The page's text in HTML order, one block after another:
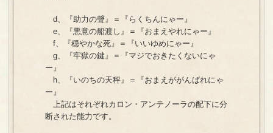
d、『助力の聲』＝『らくちんにゃー』
e、『悪意の船渡し』＝『おまえやれにゃー』
f、『穏やかな死』＝『いいゆめにゃー』
g、『牢獄の鍵』＝『マジでおきたくないにゃ
ー』
h、『いのちの天秤』＝『おまえががんばれにゃ
ー』
上記はそれぞれカロン・アンテノーラの配下に分
断された能力です。